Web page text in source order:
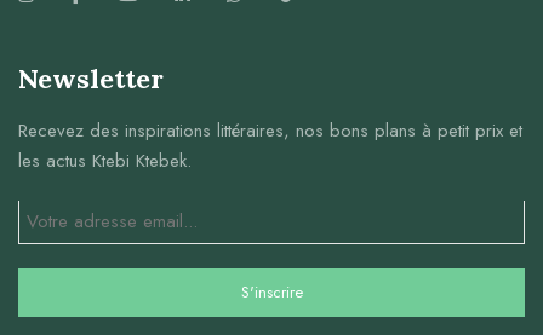
Newsletter
Recevez des inspirations littéraires, nos bons plans à petit prix et
les actus Ktebi Ktebek.